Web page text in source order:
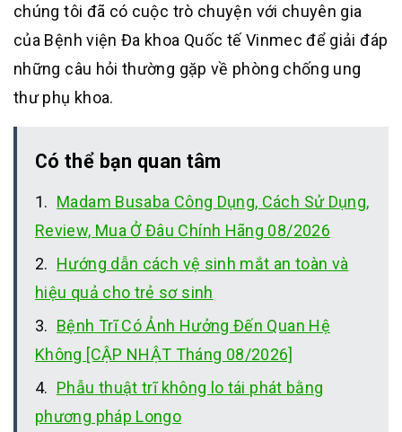
chúng tôi đã có cuộc trò chuyện với chuyên gia
của Bệnh viện Đa khoa Quốc tế Vinmec để giải đáp
những câu hỏi thường gặp về phòng chống ung
thư phụ khoa.
Có thể bạn quan tâm
Madam Busaba Công Dụng, Cách Sử Dụng,
Review, Mua Ở Đâu Chính Hãng 08/2026
Hướng dẫn cách vệ sinh mắt an toàn và
hiệu quả cho trẻ sơ sinh
Bệnh Trĩ Có Ảnh Hưởng Đến Quan Hệ
Không [CẬP NHẬT Tháng 08/2026]
Phẫu thuật trĩ không lo tái phát bằng
phương pháp Longo